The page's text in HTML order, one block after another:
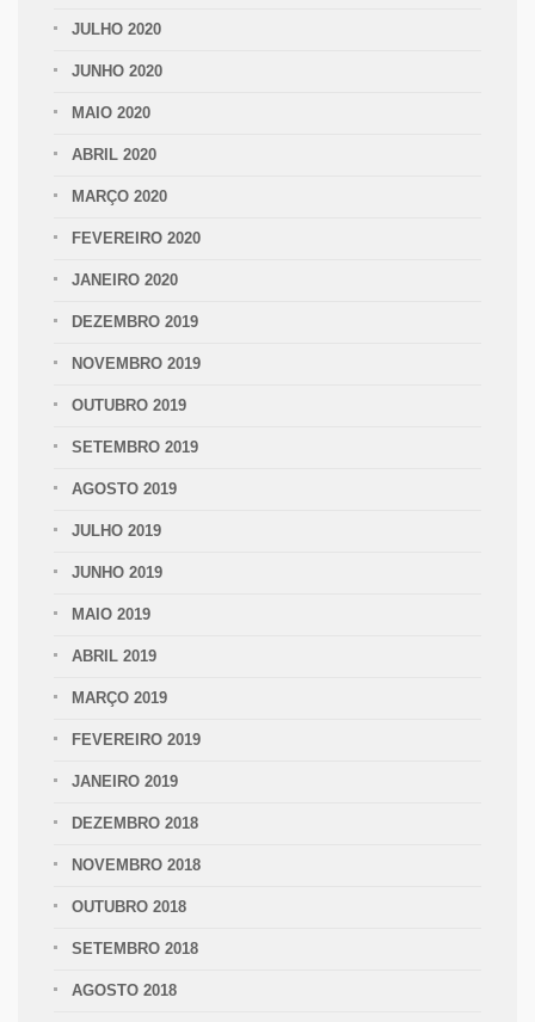
JULHO 2020
JUNHO 2020
MAIO 2020
ABRIL 2020
MARÇO 2020
FEVEREIRO 2020
JANEIRO 2020
DEZEMBRO 2019
NOVEMBRO 2019
OUTUBRO 2019
SETEMBRO 2019
AGOSTO 2019
JULHO 2019
JUNHO 2019
MAIO 2019
ABRIL 2019
MARÇO 2019
FEVEREIRO 2019
JANEIRO 2019
DEZEMBRO 2018
NOVEMBRO 2018
OUTUBRO 2018
SETEMBRO 2018
AGOSTO 2018